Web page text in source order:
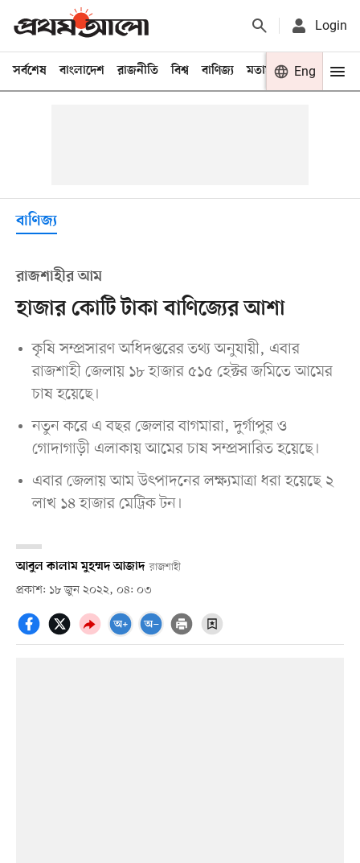
Login
সর্বশেষ বাংলাদেশ রাজনীতি বিশ্ব বাণিজ্য মতামত খেলা
Eng
বাণিজ্য
রাজশাহীর আম
হাজার কোটি টাকা বাণিজ্যের আশা
কৃষি সম্প্রসারণ অধিদপ্তরের তথ্য অনুযায়ী, এবার
রাজশাহী জেলায় ১৮ হাজার ৫১৫ হেক্টর জমিতে আমের
চাষ হয়েছে।
নতুন করে এ বছর জেলার বাগমারা, দুর্গাপুর ও
গোদাগাড়ী এলাকায় আমের চাষ সম্প্রসারিত হয়েছে।
এবার জেলায় আম উৎপাদনের লক্ষ্যমাত্রা ধরা হয়েছে ২
লাখ ১৪ হাজার মেট্রিক টন।
আবুল কালাম মুহম্মদ আজাদ রাজশাহী
প্রকাশ: ১৮ জুন ২০২২, ০৪: ০৩